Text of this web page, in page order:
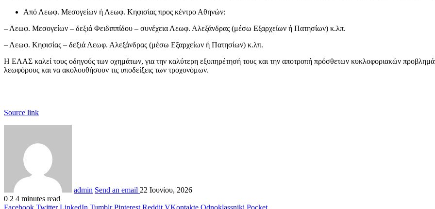
Από Λεωφ. Μεσογείων ή Λεωφ. Κηφισίας προς κέντρο Αθηνών:
– Λεωφ. Μεσογείων – δεξιά Φειδιππίδου – συνέχεια Λεωφ. Αλεξάνδρας (μέσω Εξαρχείων ή Πατησίων) κ.λπ.
– Λεωφ. Κηφισίας – δεξιά Λεωφ. Αλεξάνδρας (μέσω Εξαρχείων ή Πατησίων) κ.λπ.
H ΕΛΑΣ καλεί τους οδηγούς των οχημάτων, για την καλύτερη εξυπηρέτησή τους και την αποτροπή πρόσθετων κυκλοφοριακών
λεωφόρους και να ακολουθήσουν τις υποδείξεις των τροχονόμων.
Source link
admin Send an email 22 Ιουνίου, 2026
0 2 4 minutes read
Facebook Twitter LinkedIn Tumblr Pinterest Reddit VKontakte Odnoklassniki Pocket